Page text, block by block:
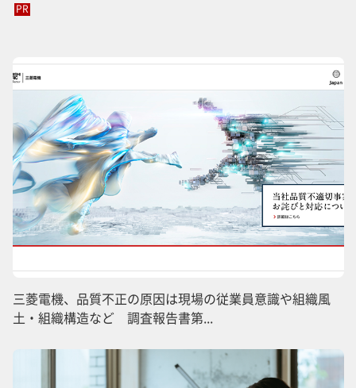
PR
三菱電機、品質不正の原因は現場の従業員意識や組織風
土・組織構造など 調査報告書第...